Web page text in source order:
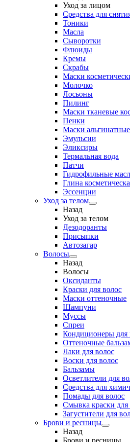
Уход за лицом
Средства для
Тоники
Масла
Сыворотки
Флюиды
Кремы
Скрабы
Маски
Молочко
Лосьоны
Пилинг
Маски тканевые
Пенки
Маски альгинатные
Эмульсии
Эликсиры
Термальная вода
Патчи
Гидрофильные
Глина
Эссенции
Уход за телом
Назад
Уход за телом
Дезодоранты
Присыпки
Автозагар
Волосы
Назад
Волосы
Оксиданты
Краски для волос
Маски оттеночные
Шампуни
Муссы
Спреи
Кондиционеры для
Оттеночные
Лаки для волос
Воски для волос
Бальзамы
Осветлители для
Средства для
Помады для волос
Смывка краски для
Загустители для
Брови и ресницы
Назад
Брови и ресницы